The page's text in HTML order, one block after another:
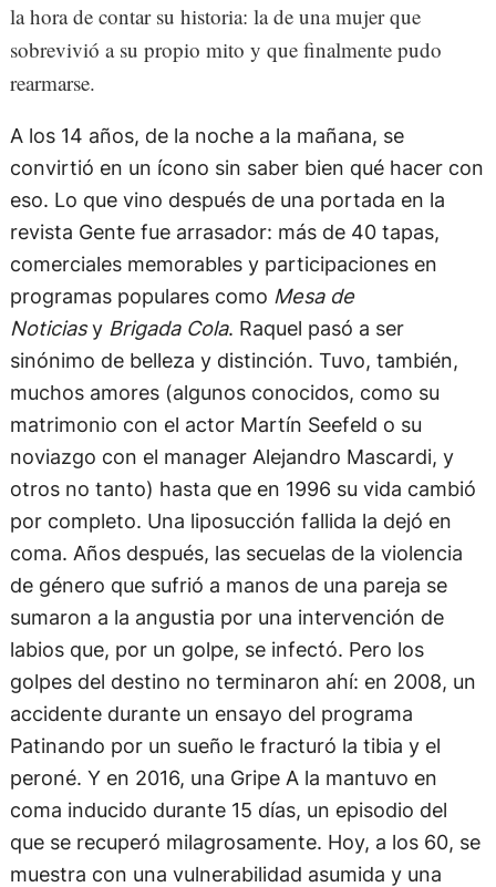
la hora de contar su historia: la de una mujer que
sobrevivió a su propio mito y que finalmente pudo
rearmarse.
A los 14 años, de la noche a la mañana, se
convirtió en un ícono sin saber bien qué hacer con
eso. Lo que vino después de una portada en la
revista Gente fue arrasador: más de 40 tapas,
comerciales memorables y participaciones en
programas populares como Mesa de
Noticiasy Brigada Cola. Raquel pasó a ser
sinónimo de belleza y distinción. Tuvo, también,
muchos amores (algunos conocidos, como su
matrimonio con el actor Martín Seefeld o su
noviazgo con el manager Alejandro Mascardi, y
otros no tanto) hasta que en 1996 su vida cambió
por completo. Una liposucción fallida la dejó en
coma. Años después, las secuelas de la violencia
de género que sufrió a manos de una pareja se
sumaron a la angustia por una intervención de
labios que, por un golpe, se infectó. Pero los
golpes del destino no terminaron ahí: en 2008, un
accidente durante un ensayo del programa
Patinando por un sueño le fracturó la tibia y el
peroné. Y en 2016, una Gripe A la mantuvo en
coma inducido durante 15 días, un episodio del
que se recuperó milagrosamente. Hoy, a los 60, se
muestra con una vulnerabilidad asumida y una